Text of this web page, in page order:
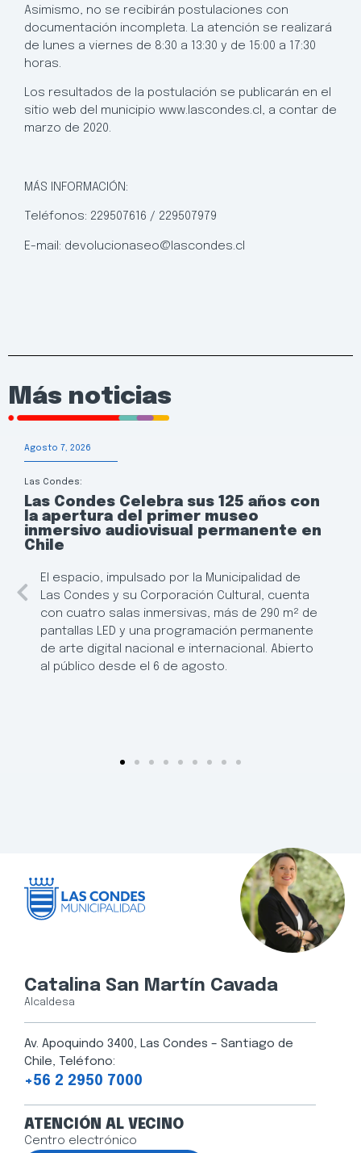
Asimismo, no se recibirán postulaciones con
documentación incompleta. La atención se realizará
de lunes a viernes de 8:30 a 13:30 y de 15:00 a 17:30
horas.
Los resultados de la postulación se publicarán en el
sitio web del municipio www.lascondes.cl, a contar de
marzo de 2020.
MÁS INFORMACIÓN:
Teléfonos: 229507616 / 229507979
E-mail: devolucionaseo@lascondes.cl
Más noticias
Agosto 7, 2026
Las Condes:
Las Condes Celebra sus 125 años con
la apertura del primer museo
inmersivo audiovisual permanente en
Chile
El espacio, impulsado por la Municipalidad de
Las Condes y su Corporación Cultural, cuenta
con cuatro salas inmersivas, más de 290 m² de
pantallas LED y una programación permanente
de arte digital nacional e internacional. Abierto
al público desde el 6 de agosto.
Catalina San Martín Cavada
Alcaldesa
Av. Apoquindo 3400, Las Condes – Santiago de
Chile, Teléfono:
+56 2 2950 7000
ATENCIÓN AL VECINO
Centro electrónico